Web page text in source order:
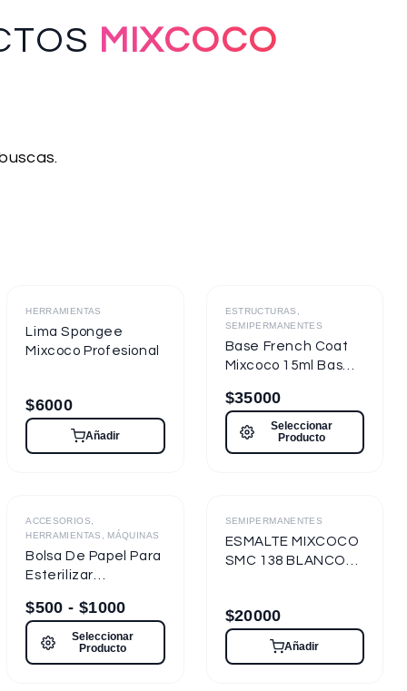
MIXCOCO
Destacado
HERRAMIENTAS
Lima Spongee
Mixcoco Profesional
$6000
Añadir
Destacado
ESTRUCTURAS,
SEMIPERMANENTES
Base French Coat
Mixcoco 15ml Base
$35000
Seleccionar
Producto
ACCESORIOS,
HERRAMIENTAS, MÁQUINAS
Bolsa De Papel Para
Esterilizar
$500 - $1000
Seleccionar
Producto
Destacado
SEMIPERMANENTES
ESMALTE MIXCOCO
SMC 138 BLANCO
$20000
Añadir